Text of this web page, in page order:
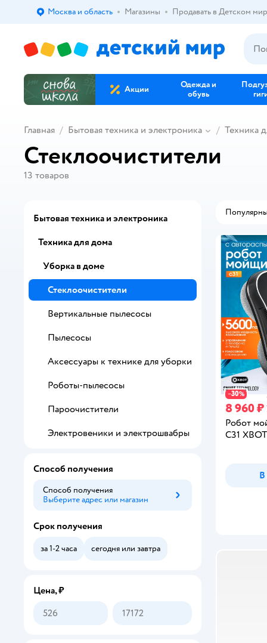
Выбор адреса доставки.
Москва и область Магазины Продавать в Детском
Акции
Одежда и
обувь
Главная Бытовая техника и электроника Техника
Стеклоочистители
13 товаров
−30%
8 960 ₽
Робот
С31
В
Бытовая техника и электроника
Техника для дома
Уборка в доме
Стеклоочистители
Вертикальные пылесосы
Пылесосы
Аксессуары к технике для уборки
Роботы-пылесосы
Пароочистители
Электровеники и электрошвабры
Способ получения
Способ получения
Выберите адрес или магазин
Способ получения
Срок получения
за 1-2 часа сегодня или завтра
Цена, ₽